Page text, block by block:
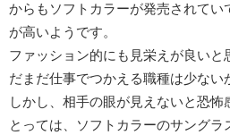
からもソフトカラーが発売されてい
が高いようです。
ファッション的にも見栄えが良いと
だまだ仕事でつかえる職種は少ない
しかし、相手の眼が見えないと恐怖
とっては、ソフトカラーのサング